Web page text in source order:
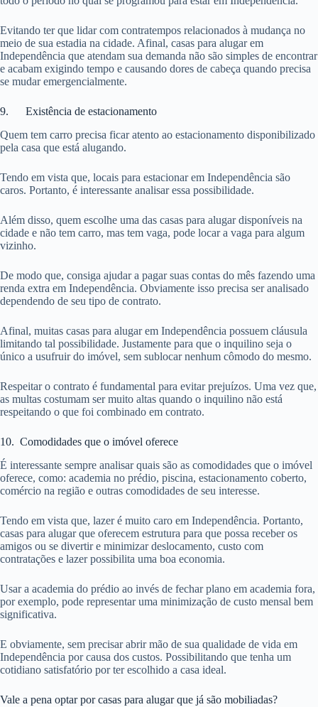
Evitando ter que lidar com contratempos relacionados à mudança no
meio de sua estadia na cidade. Afinal, casas para alugar em
Independência que atendam sua demanda não são simples de encontrar
e acabam exigindo tempo e causando dores de cabeça quando precisa
se mudar emergencialmente.
9. Existência de estacionamento
Quem tem carro precisa ficar atento ao estacionamento disponibilizado
pela casa que está alugando.
Tendo em vista que, locais para estacionar em Independência são
caros. Portanto, é interessante analisar essa possibilidade.
Além disso, quem escolhe uma das casas para alugar disponíveis na
cidade e não tem carro, mas tem vaga, pode locar a vaga para algum
vizinho.
De modo que, consiga ajudar a pagar suas contas do mês fazendo uma
renda extra em Independência. Obviamente isso precisa ser analisado
dependendo de seu tipo de contrato.
Afinal, muitas casas para alugar em Independência possuem cláusula
limitando tal possibilidade. Justamente para que o inquilino seja o
único a usufruir do imóvel, sem sublocar nenhum cômodo do mesmo.
Respeitar o contrato é fundamental para evitar prejuízos. Uma vez que,
as multas costumam ser muito altas quando o inquilino não está
respeitando o que foi combinado em contrato.
10. Comodidades que o imóvel oferece
É interessante sempre analisar quais são as comodidades que o imóvel
oferece, como: academia no prédio, piscina, estacionamento coberto,
comércio na região e outras comodidades de seu interesse.
Tendo em vista que, lazer é muito caro em Independência. Portanto,
casas para alugar que oferecem estrutura para que possa receber os
amigos ou se divertir e minimizar deslocamento, custo com
contratações e lazer possibilita uma boa economia.
Usar a academia do prédio ao invés de fechar plano em academia fora,
por exemplo, pode representar uma minimização de custo mensal bem
significativa.
E obviamente, sem precisar abrir mão de sua qualidade de vida em
Independência por causa dos custos. Possibilitando que tenha um
cotidiano satisfatório por ter escolhido a casa ideal.
Vale a pena optar por casas para alugar que já são mobiliadas?